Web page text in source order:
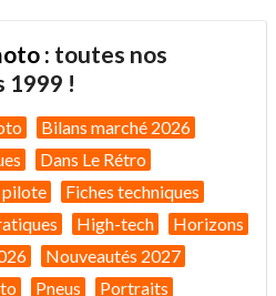
: toutes nos
1999 !
Bilans marché 2026
Dans Le Rétro
pilote
Fiches techniques
High-tech
Horizons
Nouveautés 2027
Pneus Portraits